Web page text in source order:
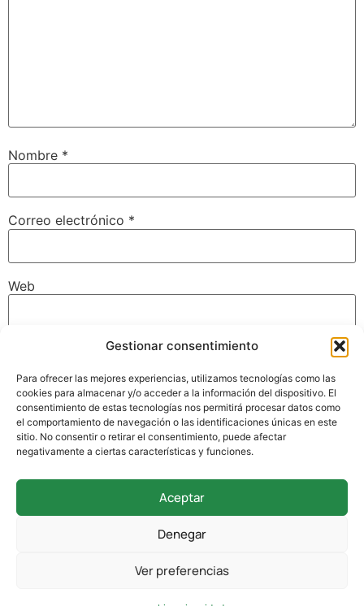
Gestionar consentimiento
Para ofrecer las mejores experiencias, utilizamos tecnologías como las
cookies para almacenar y/o acceder a la información del dispositivo. El
consentimiento de estas tecnologías nos permitirá procesar datos como
el comportamiento de navegación o las identificaciones únicas en este
sitio. No consentir o retirar el consentimiento, puede afectar
negativamente a ciertas características y funciones.
Aceptar
Denegar
Ver preferencias
Nombre *
Correo electrónico *
Web
navegador para la próxima vez que comente.
La Llanilla, 102, 39012 Santander, Cantabria